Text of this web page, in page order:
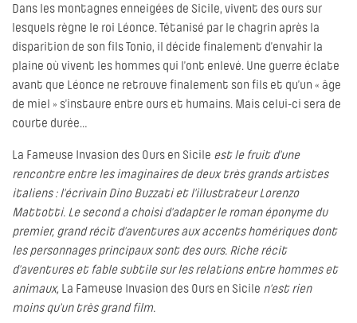
Dans les montagnes enneigées de Sicile, vivent des ours sur
lesquels règne le roi Léonce. Tétanisé par le chagrin après la
disparition de son fils Tonio, il décide finalement d’envahir la
plaine où vivent les hommes qui l’ont enlevé. Une guerre éclate
avant que Léonce ne retrouve finalement son fils et qu’un « âge
de miel » s’instaure entre ours et humains. Mais celui-ci sera de
courte durée…
La Fameuse Invasion des Ours en Sicile est le fruit d’une
rencontre entre les imaginaires de deux très grands artistes
italiens : l’écrivain Dino Buzzati et l’illustrateur Lorenzo
Mattotti. Le second a choisi d’adapter le roman éponyme du
premier, grand récit d’aventures aux accents homériques dont
les personnages principaux sont des ours. Riche récit
d’aventures et fable subtile sur les relations entre hommes et
animaux, La Fameuse Invasion des Ours en Sicile n’est rien
moins qu’un très grand film.